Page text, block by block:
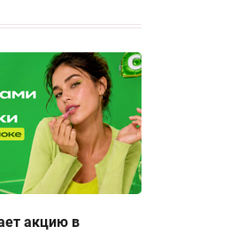
акцию в